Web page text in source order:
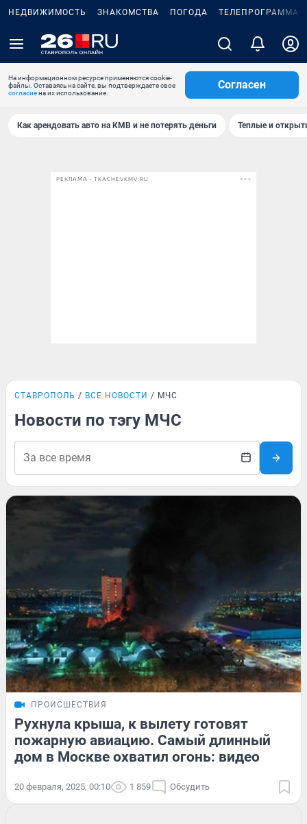
НЕДВИЖИМОСТЬ ЗНАКОМСТВА ПОГОДА ТЕЛЕПРОГРАММА
На информационном ресурсе применяются cookie-
файлы. Оставаясь на сайте, вы подтверждаете свое
согласиена их использование.
Согласен
Как арендовать авто на КМВ и не потерять деньги Теплые и
РЕКЛАМА • TKACHEVKMV.RU
СТАВРОПОЛЬ ВСЕ НОВОСТИ МЧС
Новости по тэгу МЧС
ПРОИСШЕСТВИЯ
Рухнула крыша, к вылету готовят
пожарную авиацию. Самый длинный
дом в Москве охватил огонь: видео
20 февраля, 2025, 00:10 1 859 Обсудить